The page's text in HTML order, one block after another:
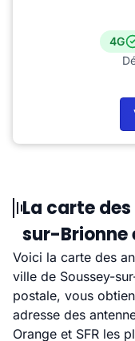
4G
La carte
sur-Brionne
Voici la carte des
ville de Soussey-
postale, vous
adresse des
Orange et SFR les